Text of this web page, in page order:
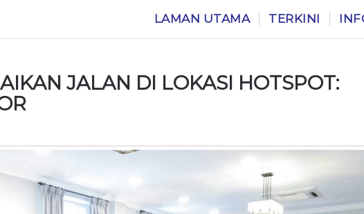
LAMAN UTAMA TERKINI
JALAN DI LOKASI HOTSPOT: